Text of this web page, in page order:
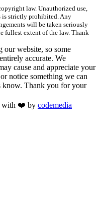
law. Unauthorized use,
is strictly prohibited. Any
will be taken seriously
fullest extent of the law. Thank
website, so some
accurate. We
cause and appreciate your
notice something we can
know. Thank you for your
with ❤️ by codemedia